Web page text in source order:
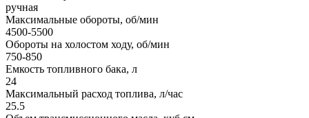
ручная
Максимальные обороты, об/мин
4500-5500
Обороты на холостом ходу, об/мин
750-850
Емкость топливного бака, л
24
Максимальный расход топлива, л/час
25.5